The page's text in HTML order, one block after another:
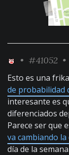
• #41052
Esto es una
de probabilidad
interesante es
diferenciados
Parece ser que
va cambiando
día de la semana